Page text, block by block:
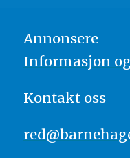
Annonsere
Informasjon
Kontakt oss